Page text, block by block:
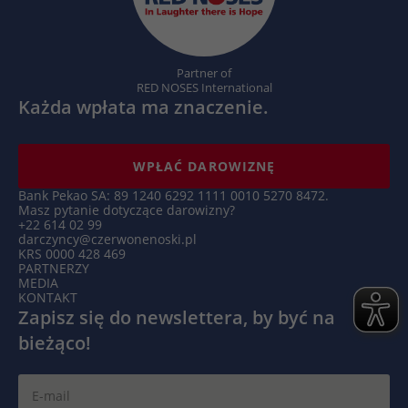
Partner of
RED NOSES International
Każda wpłata ma znaczenie.
WPŁAĆ DAROWIZNĘ
Bank Pekao SA: 89 1240 6292 1111 0010 5270 8472.
Masz pytanie dotyczące darowizny?
+22 614 02 99
darczyncy@czerwonenoski.pl
KRS 0000 428 469
PARTNERZY
MEDIA
KONTAKT
Zapisz się do newslettera, by być na
bieżąco!
Microsoft Clarity ustawia ten plik cookie,
aby zachować identyfikator użytkownika
Clarity przeglądarki i ustawienia wyłącznie
dla tej witryny. Gwarantuje to, że działania
podejmowane podczas kolejnych wizyt na
tej samej stronie zostaną powiązane z tym
Dostawca Microsoft Clarity
Czas
trwania
Zamiar
Microsoft Clarity ustawia ten plik cookie w
Targetowanie/remarketing, pomiar
skuteczności reklam